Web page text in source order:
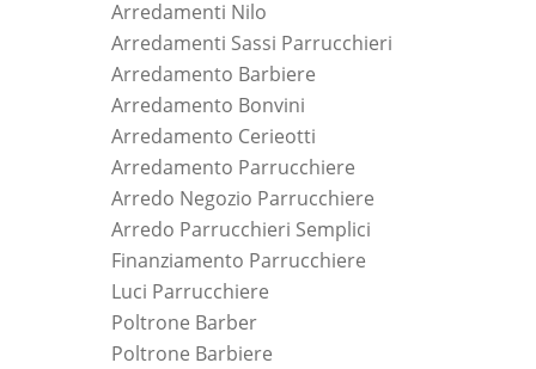
Arredamenti Nilo
Arredamenti Sassi Parrucchieri
Arredamento Barbiere
Arredamento Bonvini
Arredamento Cerieotti
Arredamento Parrucchiere
Arredo Negozio Parrucchiere
Arredo Parrucchieri Semplici
Finanziamento Parrucchiere
Luci Parrucchiere
Poltrone Barber
Poltrone Barbiere